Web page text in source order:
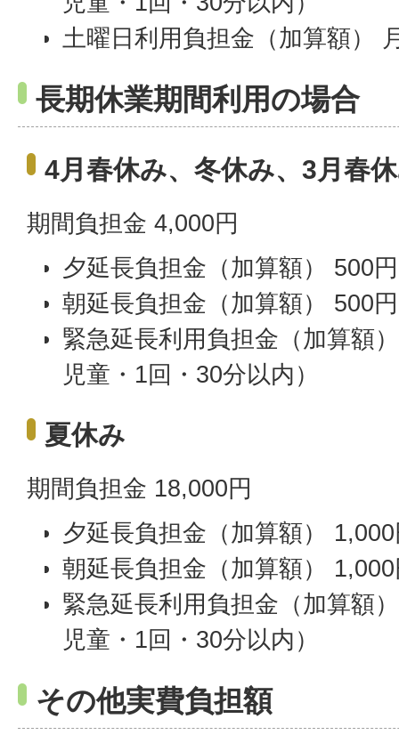
土曜日利用負担金（加算額）
長期休業期間利用の場合
4月春休み、冬休み、3月春
期間負担金 4,000円
夕延長負担金（加算額） 500円
朝延長負担金（加算額） 500円
緊急延長利用負担金（加算額
児童・1回・30分以内）
夏休み
期間負担金 18,000円
夕延長負担金（加算額）
朝延長負担金（加算額）
緊急延長利用負担金（加算額
児童・1回・30分以内）
その他実費負担額